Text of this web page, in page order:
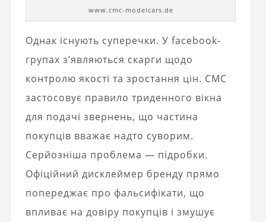
www.cmc-modelcars.de
Однак існують суперечки. У facebook-
групах з’являються скарги щодо
контролю якості та зростання цін. CMC
застосовує правило триденного вікна
для подачі звернень, що частина
покупців вважає надто суворим.
Серйозніша проблема — підробки.
Офіційний дисклеймер бренду прямо
попереджає про фальсифікати, що
впливає на довіру покупців і змушує